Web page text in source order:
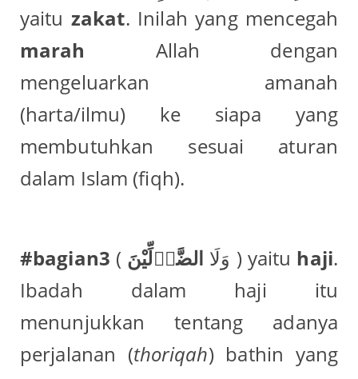
yaituzakat. Inilah yang mencegah
marah Allah dengan
mengeluarkan amanah
(harta/ilmu) ke siapa yang
membutuhkan sesuai aturan
dalam Islam (fiqh).
#bagian3 ( وَلَا الضَّاۤلِّيْنَ ) yaitu haji.
Ibadah dalam haji itu
menunjukkan tentang adanya
perjalanan (thoriqah) bathin yang